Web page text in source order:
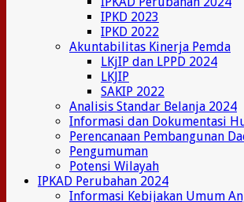
IPKD 2023
IPKD 2022
Akuntabilitas Kinerja Pemda
LKjIP dan LPPD 2024
LKJIP
SAKIP 2022
Analisis Standar Belanja 2024
Informasi dan Dokumentasi
Perencanaan Pembangunan
Pengumuman
Potensi Wilayah
IPKAD Perubahan 2024
Informasi Kebijakan Umum